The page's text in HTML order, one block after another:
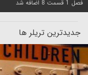
فصل 1 قسمت 8 اضافه شد
جدیدترین تریلر ها